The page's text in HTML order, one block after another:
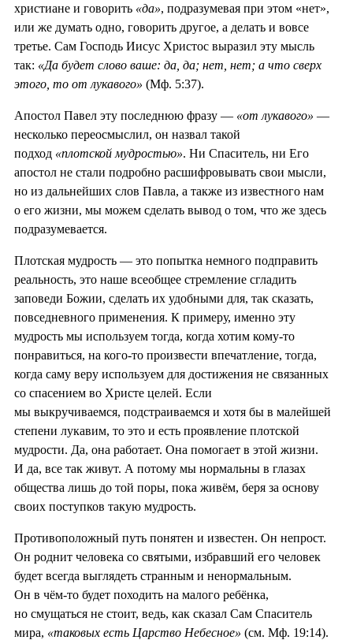
христиане и говорить «да», подразумевая при этом «нет»,
или же думать одно, говорить другое, а делать и вовсе
третье. Сам Господь Иисус Христос выразил эту мысль
так: «Да будет слово ваше: да, да; нет, нет; а что сверх
этого, то от лукавого» (Мф. 5:37).
Апостол Павел эту последнюю фразу — «от лукавого» —
несколько переосмыслил, он назвал такой
подход «плотской мудростью». Ни Спаситель, ни Его
апостол не стали подробно расшифровывать свои мысли,
но из дальнейших слов Павла, а также из известного нам
о его жизни, мы можем сделать вывод о том, что же здесь
подразумевается.
Плотская мудрость — это попытка немного подправить
реальность, это наше всеобщее стремление сгладить
заповеди Божии, сделать их удобными для, так сказать,
повседневного применения. К примеру, именно эту
мудрость мы используем тогда, когда хотим кому-то
понравиться, на кого-то произвести впечатление, тогда,
когда саму веру используем для достижения не связанных
со спасением во Христе целей. Если
мы выкручиваемся, подстраиваемся и хотя бы в малейшей
степени лукавим, то это и есть проявление плотской
мудрости. Да, она работает. Она помогает в этой жизни.
И да, все так живут. А потому мы нормальны в глазах
общества лишь до той поры, пока живём, беря за основу
своих поступков такую мудрость.
Противоположный путь понятен и известен. Он непрост.
Он роднит человека со святыми, избравший его человек
будет всегда выглядеть странным и ненормальным.
Он в чём-то будет походить на малого ребёнка,
но смущаться не стоит, ведь, как сказал Сам Спаситель
мира, «таковых есть Царство Небесное» (см. Мф. 19:14).